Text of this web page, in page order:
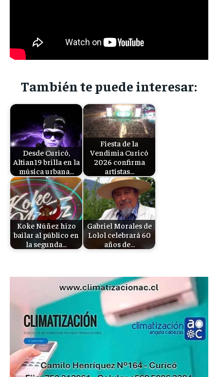
También te puede interesar:
Desde Curicó,
Altian19 brilla en la
música urbana…
Fiesta de la
Vendimia Curicó
2026 confirma
artistas…
Koke Núñez hizo
bailar al público en
la segunda…
Gabriel Morales de
Lolol celebrará 60
años de…